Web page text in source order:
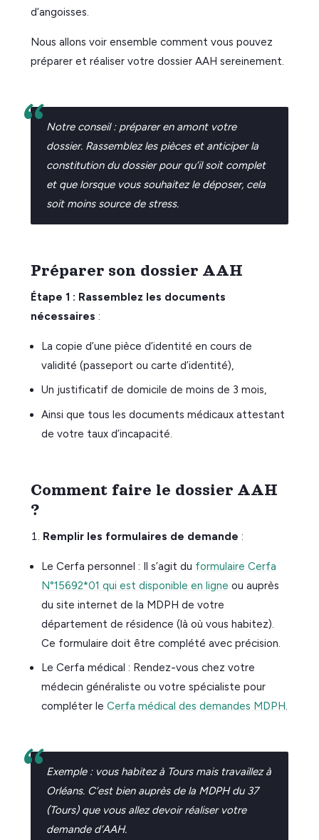
d’angoisses.
Nous allons voir ensemble comment vous pouvez
préparer et réaliser votre dossier AAH sereinement.
Notre conseil : préparer en amont votre
dossier. Rassemblez les pièces et anticiper la
constitution du dossier pour qu’il soit complet
et que lorsque vous souhaitez le déposer, cela
soit moins source de stress.
Préparer son dossier AAH
Étape 1 : Rassemblez les documents
nécessaires :
La copie d’une pièce d’identité en cours de
validité (passeport ou carte d’identité),
Un justificatif de domicile de moins de 3 mois,
Ainsi que tous les documents médicaux attestant
de votre taux d’incapacité.
Comment faire le dossier AAH
?
Remplir les formulaires de demande :
Le Cerfa personnel : Il s’agit du formulaire Cerfa
N°15692*01 qui est disponible en ligne ou auprès
du site internet de la MDPH de votre
département de résidence (là où vous habitez).
Ce formulaire doit être complété avec précision.
Le Cerfa médical : Rendez-vous chez votre
médecin généraliste ou votre spécialiste pour
compléter le Cerfa médical des demandes MDPH.
Exemple : vous habitez à Tours mais travaillez à
Orléans. C’est bien auprès de la MDPH du 37
(Tours) que vous allez devoir réaliser votre
demande d’AAH.